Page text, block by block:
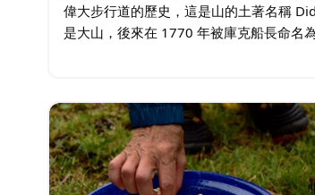
偉大步行道的歷史，這是山的土著名稱
是大山，後來在 1770 年被庫克船長命名